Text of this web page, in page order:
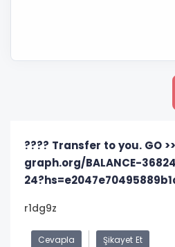
???? Transfer to you. GO
graph.org/BALANCE-
r1dg9z
Cevapla Şikayet Et